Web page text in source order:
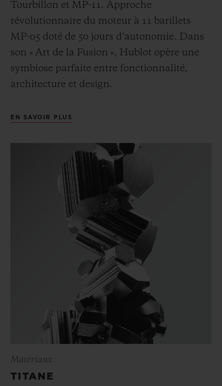
Tourbillon et MP-11. Approche
révolutionnaire du moteur à 11 barillets
MP-05 doté de 50 jours d’autonomie. Dans
son « Art de la Fusion », Hublot opère une
symbiose parfaite entre fonctionnalité,
architecture et design.
EN SAVOIR PLUS
Matériaux
TITANE